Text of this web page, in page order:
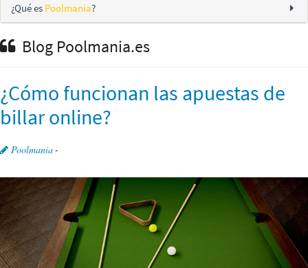
¿Qué es Poolmania?
Blog Poolmania.es
¿Cómo funcionan las apuestas de
billar online?
Poolmania-